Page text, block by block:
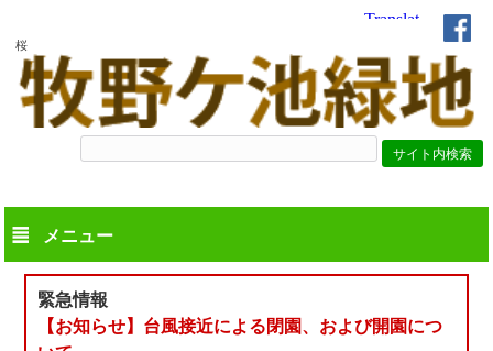
桜
メニュー
緊急情報
【お知らせ】台風接近による閉園、および開園につ